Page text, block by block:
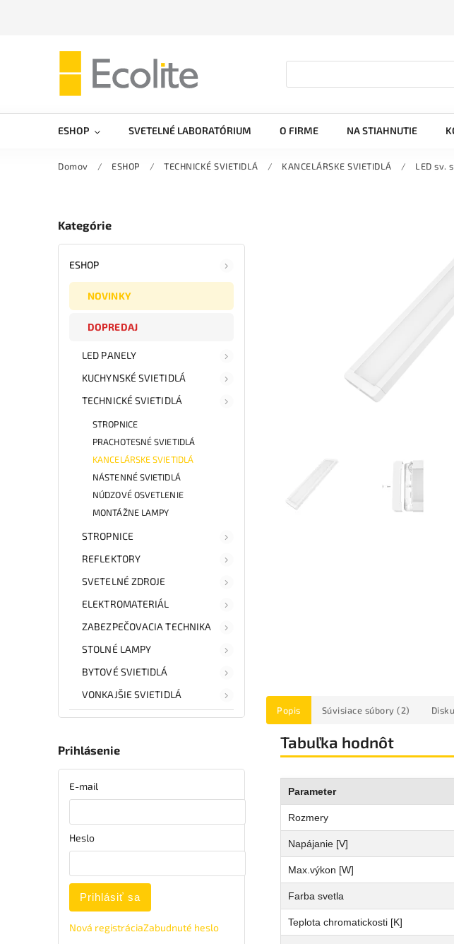
ESHOP SVETELNÉ LABORATÓRIUM O FIRME NA STIAHNUTIE
Domov / ESHOP / TECHNICKÉ SVIETIDLÁ / KANCELÁRSKE SVIETIDLÁ / LED sv.
Kategórie
ESHOP
NOVINKY
DOPREDAJ
LED PANELY
KUCHYNSKÉ SVIETIDLÁ
TECHNICKÉ SVIETIDLÁ
STROPNICE
PRACHOTESNÉ SVIETIDLÁ
KANCELÁRSKE SVIETIDLÁ
NÁSTENNÉ SVIETIDLÁ
NÚDZOVÉ OSVETLENIE
MONTÁŽNE LAMPY
STROPNICE
REFLEKTORY
SVETELNÉ ZDROJE
ELEKTROMATERIÁL
ZABEZPEČOVACIA TECHNIKA
STOLNÉ LAMPY
BYTOVÉ SVIETIDLÁ
VONKAJŠIE SVIETIDLÁ
Prihlásenie
E-mail
Heslo
Prihlásiť sa
Nová registráciaZabudnuté heslo
Popis Súvisiace súbory (2)
Tabuľka hodnôt
Parameter
Rozmery
Napájanie [V]
Max.výkon [W]
Farba svetla
Teplota chromatickosti [K]